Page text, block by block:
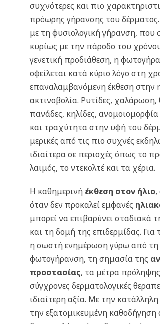
συχνότερες και πιο
πρόωρης γήρανσης του δέρματος.
με τη φυσιολογική γήρανση, που
κυρίως με την πάροδο του
γενετική προδιάθεση, η
οφείλεται κατά κύριο λόγο στη
επαναλαμβανόμενη έκθεση στην
ακτινοβολία. Ρυτίδες,
πανάδες, κηλίδες,
και τραχύτητα στην υφή του
μερικές από τις πιο συχνές
ιδιαίτερα σε περιοχές όπως το
λαιμός, το ντεκολτέ και τα χέρια.
Η καθημερινή έκθεση στον ήλιο,
όταν δεν προκαλεί εμφανές
μπορεί να επιβαρύνει σταδιακά
και τη δομή της επιδερμίδας. Για
η σωστή ενημέρωση γύρω από τη
φωτογήρανση, τη σημασία της
προστασίας, τα μέτρα πρόληψης
σύγχρονες δερματολογικές
ιδιαίτερη αξία. Με την
την εξατομικευμένη καθοδήγηση